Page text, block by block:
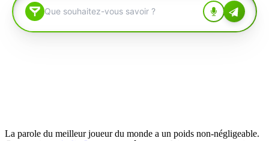
La parole du meilleur joueur du monde a un poids non-négligeable.